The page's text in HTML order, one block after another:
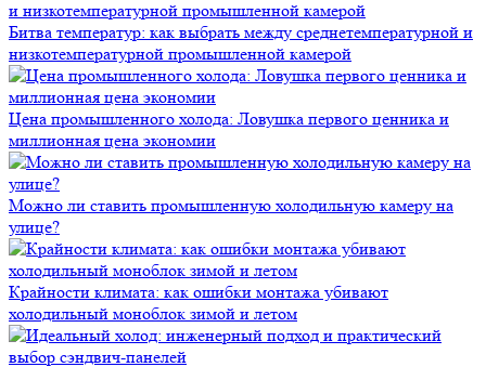
Битва температур: как выбрать между среднетемпературной и
низкотемпературной промышленной камерой
Цена промышленного холода: Ловушка первого ценника и
миллионная цена экономии
Можно ли ставить промышленную холодильную камеру на
улице?
Крайности климата: как ошибки монтажа убивают
холодильный моноблок зимой и летом